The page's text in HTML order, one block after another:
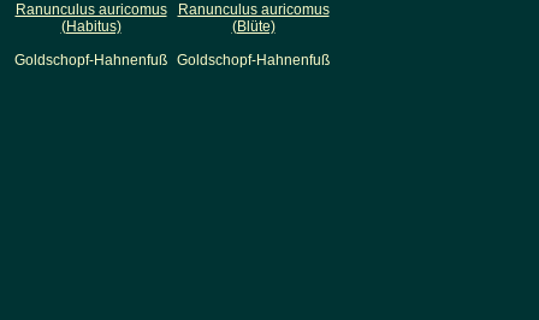
Ranunculus auricomus
(Habitus)
Goldschopf-Hahnenfuß
Ranunculus auricomus
(Blüte)
Goldschopf-Hahnenfuß